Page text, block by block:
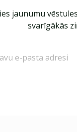
jaunumu
svarīgākās